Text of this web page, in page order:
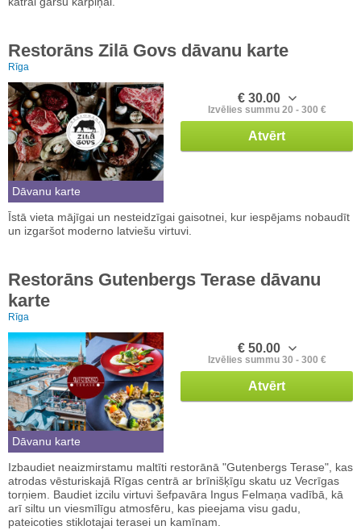
Restorāns Zilā Govs dāvanu karte
Rīga
Dāvanu karte
€ 30.00
Izvēlies summu 20 - 300 €
Atvērt
Īstā vieta mājīgai un nesteidzīgai gaisotnei, kur iespējams nobaudīt
un izgaršot moderno latviešu virtuvi.
Restorāns Gutenbergs Terase dāvanu
karte
Rīga
Dāvanu karte
€ 50.00
Izvēlies summu 30 - 300 €
Atvērt
Izbaudiet neaizmirstamu maltīti restorānā "Gutenbergs Terase", kas
atrodas vēsturiskajā Rīgas centrā ar brīnišķīgu skatu uz Vecrīgas
torņiem. Baudiet izcilu virtuvi šefpavāra Ingus Felmaņa vadībā, kā
arī siltu un viesmīlīgu atmosfēru, kas pieejama visu gadu,
pateicoties stiklotajai terasei un kamīnam.